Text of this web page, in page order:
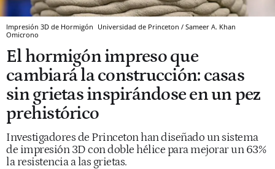
Impresión 3D de Hormigón Universidad de Princeton / Sameer A. Khan
Omicrono
El hormigón impreso que
cambiará la construcción: casas
sin grietas inspirándose en un pez
prehistórico
Investigadores de Princeton han diseñado un sistema
de impresión 3D con doble hélice para mejorar un 63%
la resistencia a las grietas.